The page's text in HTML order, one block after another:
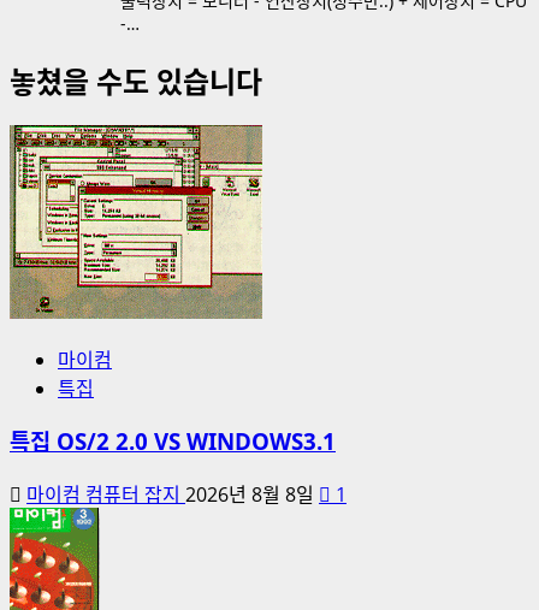
-…
놓쳤을 수도 있습니다
마이컴
특집
특집 OS/2 2.0 VS WINDOWS3.1
마이컴 컴퓨터 잡지 2026년 8월 8일 1